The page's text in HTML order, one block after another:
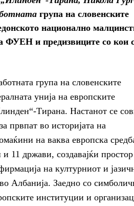
група на словенските
национално
ФУЕН и предизвиците со кои
група на словенските
унија на европските
Тирана. Настанот се
првпат во историјата на
на ваква европска
11 држави, создавајќи простор
на културниот и
Албанија. Заедно со
институции и